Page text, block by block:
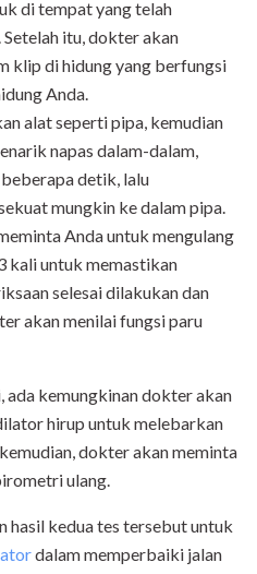
di tempat yang telah
itu, dokter akan
klip di hidung yang berfungsi
Anda.
alat seperti pipa, kemudian
napas dalam-dalam,
beberapa detik, lalu
mungkin ke dalam pipa.
Anda untuk mengulang
kali untuk memastikan
selesai dilakukan dan
akan menilai fungsi paru
ada kemungkinan dokter akan
hirup untuk melebarkan
dokter akan meminta
ulang.
hasil kedua tes tersebut untuk
dalam memperbaiki jalan